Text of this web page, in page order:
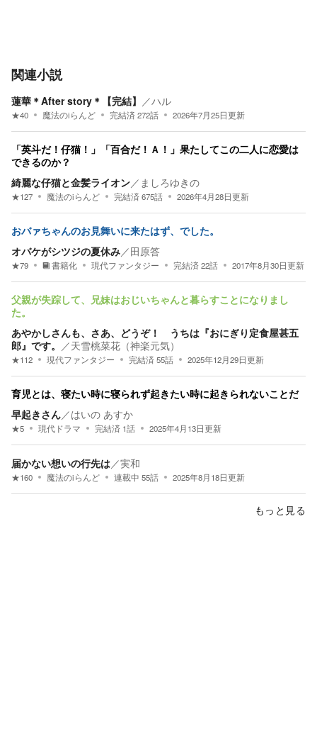
関連小説
蓮華＊After story＊【完結】 ／ハル
★40 魔法のiらんど 完結済272話 2026年7月25日更新
「英斗だ！仔猫！」「百合だ！Ａ！」果たしてこの二人に恋愛は
できるのか？
綺麗な仔猫と金髪ライオン／ ましろゆきの
★127 魔法のiらんど 完結済675話 2026年4月28日更新
おバァちゃんのお見舞いに来たはず、でした。
オバケがシツジの夏休み／田原答
★79 書籍化 現代ファンタジー 完結済 22話 2017年8月30日更新
父親が失踪して、兄妹はおじいちゃんと暮らすことになりまし
た。
あやかしさんも、さあ、どうぞ！ うちは『おにぎり定食屋甚五
郎』です。 ／天雪桃菜花（神楽元気）
★112 現代ファンタジー 完結済55話 2025年12月29日更新
育児とは、寝たい時に寝られず起きたい時に起きられないことだ
早起きさん／はいの あすか
★5 現代ドラマ 完結済 1話 2025年4月13日更新
届かない想いの行先は／実和
★160 魔法のiらんど 連載中 55話 2025年8月18日更新
もっと見る